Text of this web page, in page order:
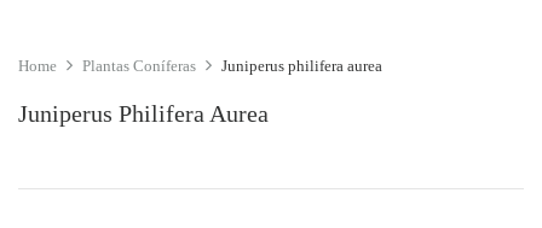
Home Plantas Coníferas Juniperus philifera aurea
Juniperus Philifera Aurea